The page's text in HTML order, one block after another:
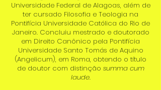
Universidade Federal de Alagoas, além de
ter cursado Filosofia e Teologia na
Pontifícia Universidade Católica do Rio de
Janeiro. Concluiu mestrado e doutorado
em Direito Canônico pela Pontifícia
Universidade Santo Tomás de Aquino
(Angelicum), em Roma, obtendo o título
de doutor com distinção summa cum
laude.